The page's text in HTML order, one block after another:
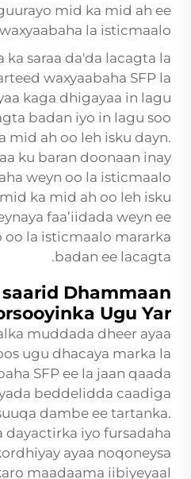
mid ka mid ah ee
la isticmaalo.
ka saraa da'da lacagta la
waxyaabaha SFP la
kaga dhigayaa in lagu
badan iyo in lagu soo
mid ah oo leh isku dayn.
ku baran doonaan inay
weyn oo la isticmaalo
ka mid ah oo leh isku
faa’iidada weyn ee
la isticmaalo mararka
badan ee lacagta.
saarid Dhammaan
Ugu Yar
muddada dheer ayaa
ugu dhacaya marka la
SFP ee la jaan qaada
beddelidda caadiga
dambe ee tartanka.
dayactirka iyo fursadaha
ayaa noqoneysa
maadaama iibiyeyaal